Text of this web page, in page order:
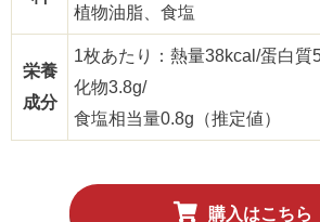
植物油脂、食塩
栄養
成分
1枚あたり：熱量38kcal/蛋白質
化物3.8g/
食塩相当量0.8g（推定値）
購入はこちら